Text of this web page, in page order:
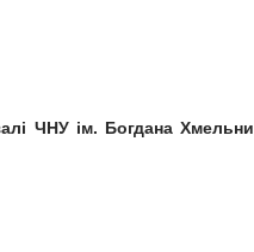
ЧНУ ім. Богдана